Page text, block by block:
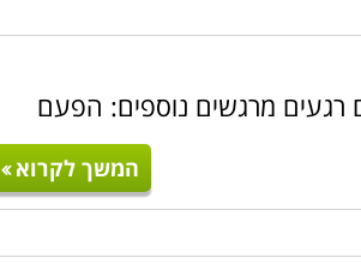
רגעים מרגשים נוספים: הפעם
המשך לקרוא